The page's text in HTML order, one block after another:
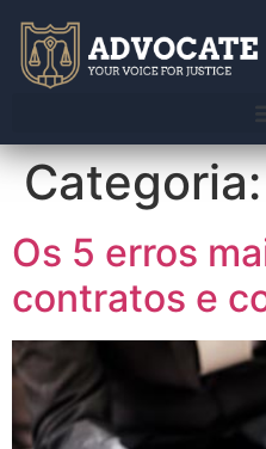
Os 5 erros
contratos e